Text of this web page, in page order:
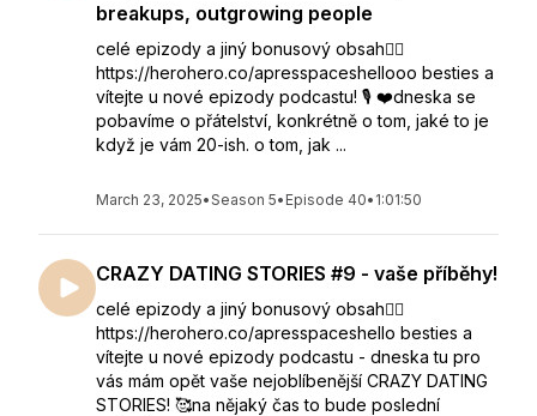
breakups, outgrowing people
celé epizody a jiný bonusový obsah👇🏻
https://herohero.co/apresspaceshellooo besties a
vítejte u nové epizody podcastu! 🎙️ ❤️dneska se
pobavíme o přátelství, konkrétně o tom, jaké to je
když je vám 20-ish. o tom, jak ...
March 23, 2025•Season 5• Episode 40• 1:01:50
CRAZY DATING STORIES #9 - vaše příběhy!
celé epizody a jiný bonusový obsah👇🏻
https://herohero.co/apresspaceshello besties a
vítejte u nové epizody podcastu - dneska tu pro
vás mám opět vaše nejoblíbenější CRAZY DATING
STORIES! 🥰na nějaký čas to bude poslední